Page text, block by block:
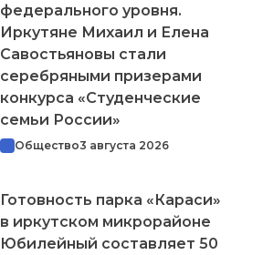
федерального уровня.
Иркутяне Михаил и Елена
Савостьяновы стали
серебряными призерами
конкурса «Студенческие
семьи России»
Общество3 августа 2026
Готовность парка «Караси»
в иркутском микрорайоне
Юбилейный составляет 50